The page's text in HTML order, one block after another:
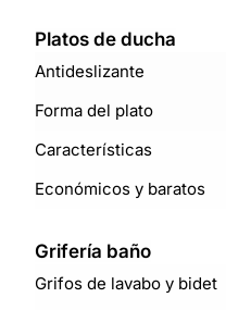
Platos de ducha
Antideslizante
Forma del plato
Características
Económicos y baratos
Grifería baño
Grifos de lavabo y bidet